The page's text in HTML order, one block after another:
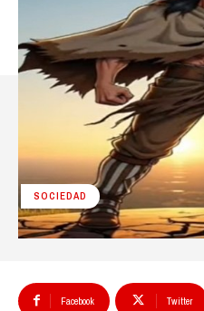
SOCIEDAD
Facebook Twitter